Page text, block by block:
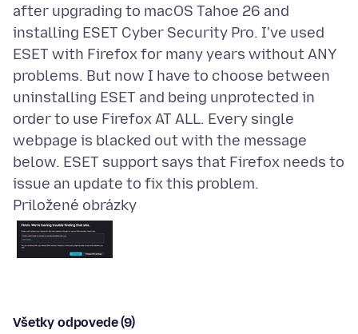
after upgrading to macOS Tahoe 26 and
installing ESET Cyber Security Pro. I've used
ESET with Firefox for many years without ANY
problems. But now I have to choose between
uninstalling ESET and being unprotected in
order to use Firefox AT ALL. Every single
webpage is blacked out with the message
below. ESET support says that Firefox needs to
Priložené obrázky
Všetky odpovede (9)